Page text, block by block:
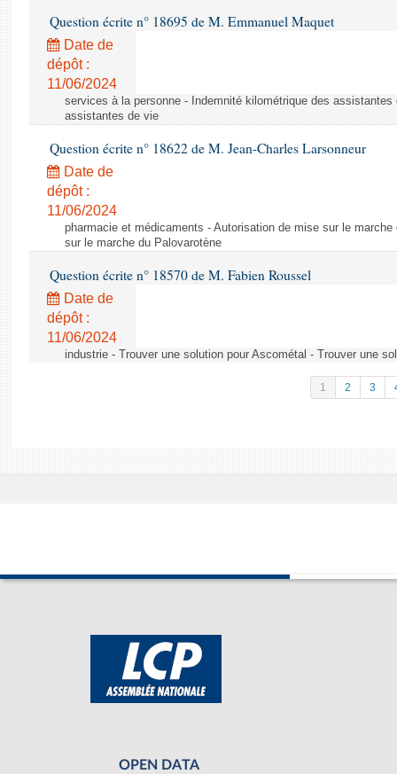
Question écrite n° 18695 de M. Emmanuel Maquet
Date de
dépôt :
11/06/2024
services à la personne - Indemnité kilométrique des
assistantes de vie
Question écrite n° 18622 de M. Jean-Charles Larsonneur
Date de
dépôt :
11/06/2024
pharmacie et médicaments - Autorisation de mise sur le
sur le marche du Palovarotène
Question écrite n° 18570 de M. Fabien Roussel
Date de
dépôt :
11/06/2024
industrie - Trouver une solution pour Ascométal - Trouver une
1 2 3
OPEN DATA